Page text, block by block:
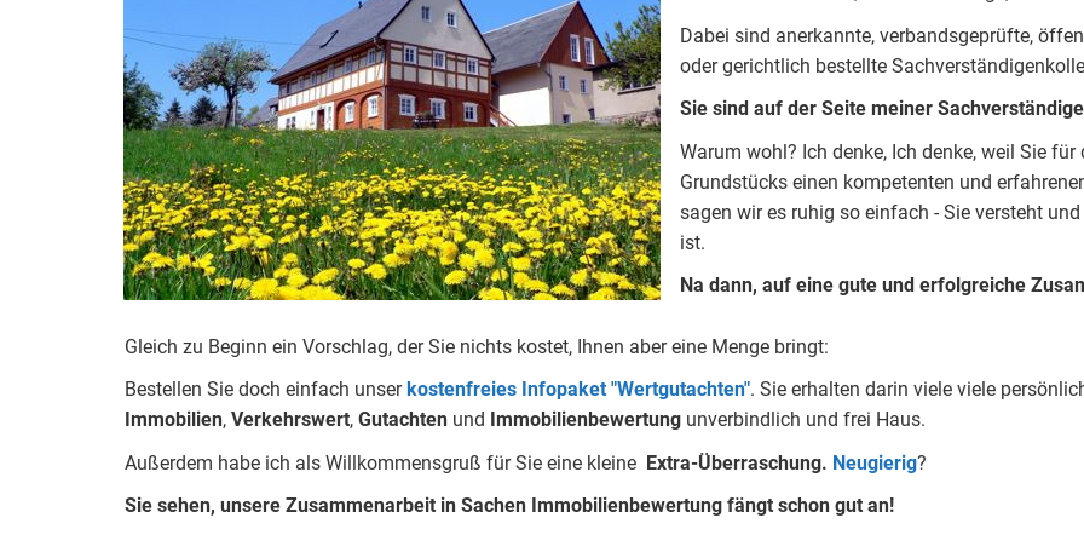
Dabei sind anerkannte, verbandsgeprüfte,
oder gerichtlich bestellte
Sie sind auf der Seite meiner
Warum wohl? Ich denke, Ich denke, weil Sie
Grundstücks einen kompetenten und
sagen wir es ruhig so einfach - Sie versteht
ist.
Na dann, auf eine gute und erfolgreiche
Gleich zu Beginn ein Vorschlag, der Sie nichts kostet, Ihnen aber eine Menge bringt:
Bestellen Sie doch einfach unserkostenfreies Infopaket "Wertgutachten". Sie erhalten darin viele viele
Immobilien, Verkehrswert, Gutachten und Immobilienbewertung unverbindlich und frei Haus.
Außerdem habe ich als Willkommensgruß für Sie eine kleine Extra-Überraschung. Neugierig?
Sie sehen, unsere Zusammenarbeit in Sachen Immobilienbewertung fängt schon gut an!